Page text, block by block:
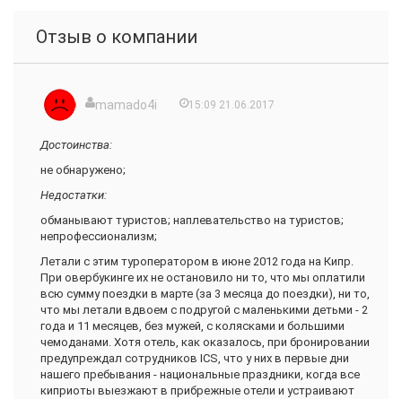
Отзыв о компании
mamado4i 15:09 21.06.2017
Достоинства:
не обнаружено;
Недостатки:
обманывают туристов; наплевательство на туристов;
непрофессионализм;
Летали с этим туроператором в июне 2012 года на Кипр.
При овербукинге их не остановило ни то, что мы оплатили
всю сумму поездки в марте (за 3 месяца до поездки), ни то,
что мы летали вдвоем с подругой с маленькими детьми - 2
года и 11 месяцев, без мужей, с колясками и большими
чемоданами. Хотя отель, как оказалось, при бронировании
предупреждал сотрудников ICS, что у них в первые дни
нашего пребывания - национальные праздники, когда все
киприоты выезжают в прибрежные отели и устраивают